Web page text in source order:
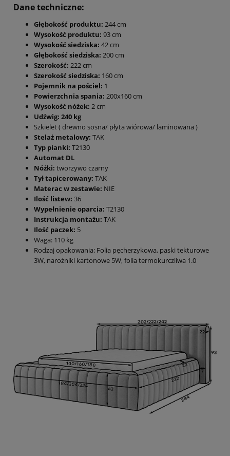
Dane techniczne:
Głębokość produktu: 244 cm
Wysokość produktu: 93 cm
Wysokość siedziska: 42 cm
Głębokość siedziska: 200 cm
Szerokość: 222 cm
Szerokość siedziska: 160 cm
Pojemnik na pościel: 1
Powierzchnia spania: 200x160 cm
Wysokość nóżek: 2 cm
Udźwig: 240 kg
Szkielet ( drewno sosna/ płyta wiórowa/ laminowana )
Stelaż metalowy: TAK
Typ pianki: T2130
Automat DL
Nóżki: tworzywo czarny
Tył tapicerowany: TAK
Materac w zestawie: NIE
Ilość listew: 36
Wypełnienie oparcia: T2130
Instrukcja montażu: TAK
Ilość paczek: 5
Waga: 110 kg
Rodzaj opakowania: Folia pęcherzykowa, paski tekturowe
3W, narożniki kartonowe 5W, folia termokurczliwa 1.0